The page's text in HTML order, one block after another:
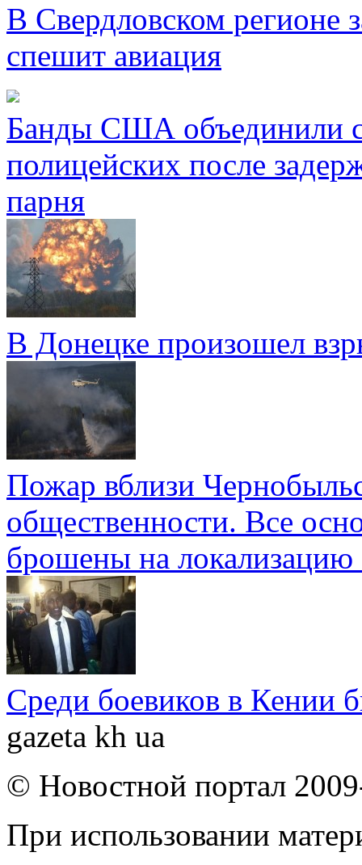
В Свердловском регионе
спешит авиация
Банды США объединили
полицейских после
парня
В Донецке произошел
Пожар вблизи
общественности. Все
брошены на локализацию
Среди боевиков в Кении
gazeta kh ua
© Новостной портал
При использовании